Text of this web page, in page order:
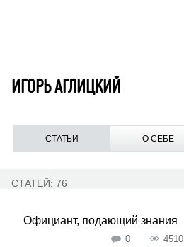
ИГОРЬ АГЛИЦКИЙ
СТАТЬИ О СЕБЕ
СТАТЕЙ: 76
Официант, подающий знания
0 4510